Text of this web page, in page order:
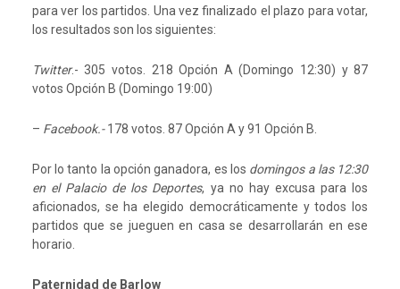
para ver los partidos. Una vez finalizado el plazo para votar,
los resultados son los siguientes:
Twitter.- 305 votos. 218 Opción A (Domingo 12:30) y 87
votos Opción B (Domingo 19:00)
– Facebook.-178 votos. 87 Opción A y 91 Opción B.
Por lo tanto la opción ganadora, es los domingos a las 12:30
en el Palacio de los Deportes, ya no hay excusa para los
aficionados, se ha elegido democráticamente y todos los
partidos que se jueguen en casa se desarrollarán en ese
horario.
Paternidad de Barlow